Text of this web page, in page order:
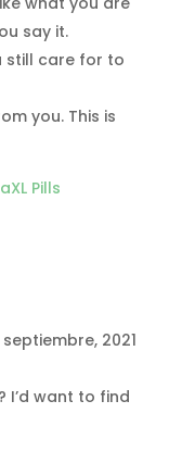
say it.
still care for to
you. This is
Pills
septiembre, 2021
I’d want to find